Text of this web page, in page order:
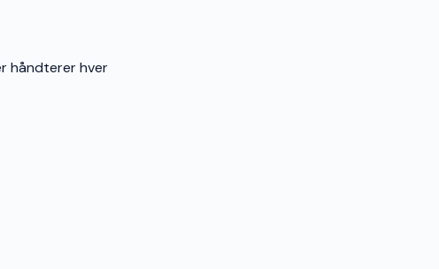
håndterer hver